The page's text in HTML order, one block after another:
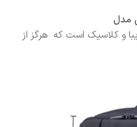
مدل
و کلاسیک است که هرگز از